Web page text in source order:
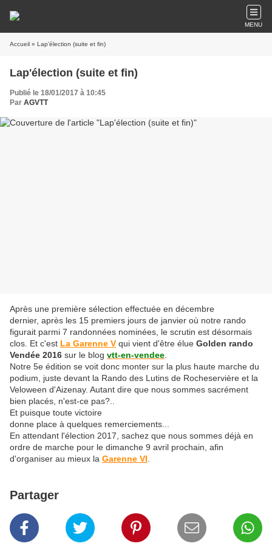
MENU
Accueil » Lap'élection (suite et fin)
Lap'élection (suite et fin)
Publié le 18/01/2017 à 10:45
Par AGVTT
Après une première sélection effectuée en décembre
dernier, après les 15 premiers jours de janvier où notre rando
figurait parmi 7 randonnées nominées, le scrutin est désormais
clos. Et c'est La Garenne V qui vient d'être élue Golden rando
Vendée 2016 sur le blog vtt-en-vendee
Notre 5e édition se voit donc monter sur la plus haute marche du
podium, juste devant la Rando des Lutins de Rocheservière et la
Veloween d'Aizenay. Autant dire que nous sommes sacrément
bien placés, n'est-ce pas?..
Et puisque toute victoire
donne place à quelques remerciements...
En attendant l'élection 2017, sachez que nous sommes déjà en
ordre de marche pour le dimanche 9 avril prochain, afin
d'organiser au mieux la Garenne VI
Partager